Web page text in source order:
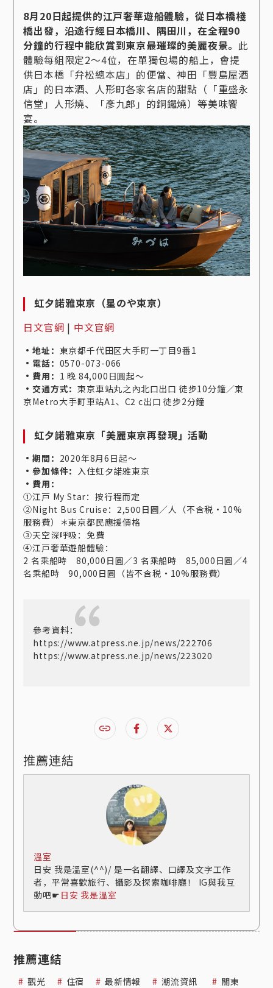
8月20日起提供的江戸奢華遊船體驗，從日本橋棧
橋出發，沿途行經日本橋川、隅田川，在全程90
分鐘的行程中能欣賞到東京最璀璨的美麗夜景。 此
體驗每組限定2～4位，在單獨包場的船上，會提
供日本橋「弁松總本店」的便當、神田「豐島屋酒
店」的日本酒、人形町各家名店的甜點（「重盛永
信堂」人形燒、「彥九郎」的銅鑼燒）等美味饗
宴。
虹夕諾雅東京（星のや東京）
日文官網 | 中文官網
・地址： 東京都千代田区大手町一丁目9番1
・電話： 0570-073-066
・費用： 1 晚 84,000日圓起～
・交通方式：東京車站丸之內北口出口 徒步10分鐘／東
京Metro大手町車站A1、C2 c出口 徒步2分鐘
虹夕諾雅東京 「美麗東京再發現」活動
・期間： 2020年8月6日起～
・參加條件： 入住虹夕諾雅東京
・費用：
①江戸 My Star：按行程而定
②Night Bus Cruise：2,500日圓／人（不含税・10%
服務費）＊東京都民應援價格
③天空深呼吸：免費
④江戸奢華遊船體驗：
2 名乘船時 80,000日圓／3 名乘船時 85,000日圓／4
名乘船時 90,000日圓（皆不含税・10%服務費）
參考資料：
https://www.atpress.ne.jp/news/222706
https://www.atpress.ne.jp/news/223020
推薦連結
溫室
日安 我是溫室(^^)/ 是一名翻譯、口譯及文字工作
者，平常喜歡旅行、攝影及探索咖啡廳！ IG與我互
動吧☛ 日安 我是溫室
推薦連結
觀光 住宿 最新情報 潮流資訊
關東